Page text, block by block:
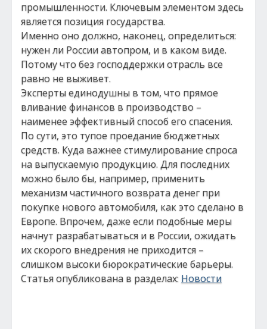
промышленности. Ключевым элементом здесь
является позиция государства.
Именно оно должно, наконец, определиться:
нужен ли России автопром, и в каком виде.
Потому что без господдержки отрасль все
равно не выживет.
Эксперты единодушны в том, что прямое
вливание финансов в производство –
наименее эффективный способ его спасения.
По сути, это тупое проедание бюджетных
средств. Куда важнее стимулирование спроса
на выпускаемую продукцию. Для последних
можно было бы, например, применить
механизм частичного возврата денег при
покупке нового автомобиля, как это сделано в
Европе. Впрочем, даже если подобные меры
начнут разрабатываться и в России, ожидать
их скорого внедрения не приходится –
слишком высоки бюрократические барьеры.
Статья опубликована в разделах: Новости